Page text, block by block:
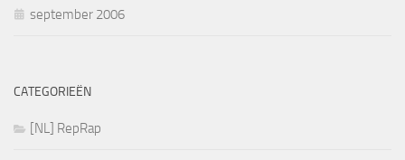
september 2006
CATEGORIEËN
[NL] RepRap